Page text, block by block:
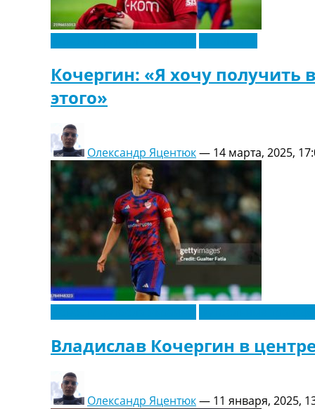
Кочергин: «Я хочу
этого»
Олександр Яцентюк— 14 марта, 2025,
Владислав Кочергин в
Олександр Яцентюк— 11 января, 2025,